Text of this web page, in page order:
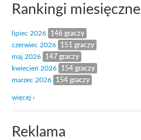
Rankingi miesięczne
lipiec 2026
146 graczy
czerwiec 2026
151 graczy
maj 2026
147 graczy
kwiecień 2026
154 graczy
marzec 2026
154 graczy
więcej ›
Reklama